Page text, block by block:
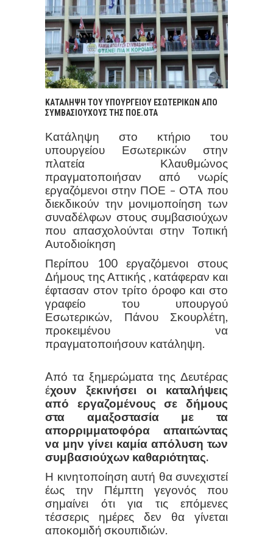
ΚΑΤΑΛΗΨΗ ΤΟΥ ΥΠΟΥΡΓΕΙΟΥ ΕΣΩΤΕΡΙΚΩΝ ΑΠΟ
ΣΥΜΒΑΣΙΟΥΧΟΥΣ ΤΗΣ ΠΟΕ.ΟΤΑ
Κατάληψη στο κτήριο του
υπουργείου Εσωτερικών στην
πλατεία Κλαυθμώνος
πραγματοποιήσαν από νωρίς
εργαζόμενοι στην ΠΟΕ – ΟΤΑ που
διεκδικούν την μονιμοποίηση των
συναδέλφων στους συμβασιούχων
που απασχολούνται στην Τοπική
Αυτοδιοίκηση
Περίπου 100 εργαζόμενοι στους
Δήμους της Αττικής , κατάφεραν και
έφτασαν στον τρίτο όροφο και στο
γραφείο του υπουργού
Εσωτερικών, Πάνου Σκουρλέτη,
προκειμένου να
πραγματοποιήσουν κατάληψη.
Aπό τα ξημερώματα της Δευτέρας
έχουν ξεκινήσει οι καταλήψεις
από εργαζομένους σε δήμους
στα αμαξοστασία με τα
απορριμματοφόρα απαιτώντας
να μην γίνει καμία απόλυση των
συμβασιούχων καθαριότητας.
Η κινητοποίηση αυτή θα συνεχιστεί
έως την Πέμπτη γεγονός που
σημαίνει ότι για τις επόμενες
τέσσερις ημέρες δεν θα γίνεται
αποκομιδή σκουπιδιών.